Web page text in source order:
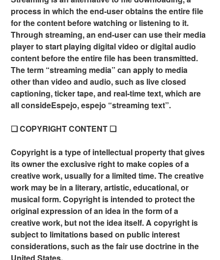
process in which the end-user obtains the entire file
for the content before watching or listening to it.
Through streaming, an end-user can use their media
player to start playing digital video or digital audio
content before the entire file has been transmitted.
The term “streaming media” can apply to media
other than video and audio, such as live closed
captioning, ticker tape, and real-time text, which are
all consideEspejo, espejo “streaming text”.
❏ COPYRIGHT CONTENT ❏
Copyright is a type of intellectual property that gives
its owner the exclusive right to make copies of a
creative work, usually for a limited time. The creative
work may be in a literary, artistic, educational, or
musical form. Copyright is intended to protect the
original expression of an idea in the form of a
creative work, but not the idea itself. A copyright is
subject to limitations based on public interest
considerations, such as the fair use doctrine in the